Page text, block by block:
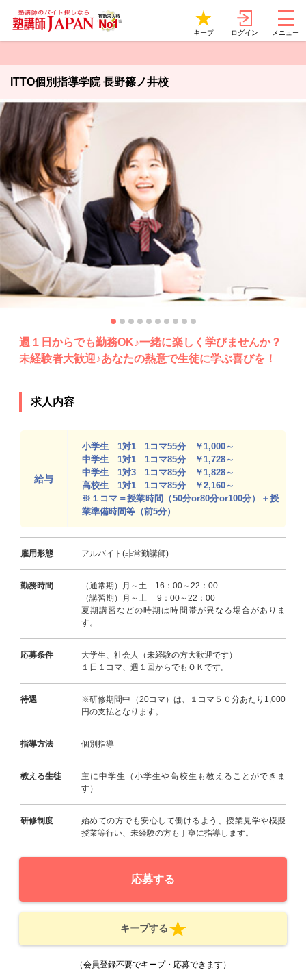
キープ ログイン メニュー
ITTO個別指導学院 長野篠ノ井校
週１日からでも勤務OK♪一緒に楽しく学びませんか？
未経験者大歓迎♪あなたの熱意で生徒に学ぶ喜びを！
求人内容
給与
小学生 1対1 1コマ55分 ￥1,000～
中学生 1対1 1コマ85分 ￥1,728～
中学生 1対3 1コマ85分 ￥1,828～
高校生 1対1 1コマ85分 ￥2,160～
※１コマ＝授業時間（50分or80分or100分）＋授
業準備時間等（前5分）
雇用形態 アルバイト(非常勤講師)
勤務時間
（通常期）月～土 16：00～22：00
（講習期）月～土 9：00～22：00
夏期講習などの時期は時間帯が異なる場合がありま
す。
応募条件
大学生、社会人（未経験の方大歓迎です）
１日１コマ、週１回からでもＯＫです。
待遇
※研修期間中（20コマ）は、１コマ５０分あたり1,000
円の支払となります。
指導方法 個別指導
教える生徒
主に中学生（小学生や高校生も教えることができま
す）
研修制度
始めての方でも安心して働けるよう、授業見学や模擬
授業等行い、未経験の方も丁寧に指導します。
応募する
キープする
（会員登録不要でキープ・応募できます）